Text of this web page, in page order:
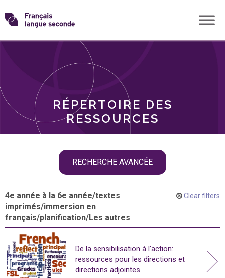
Skip
toTransformons
langue
RÉPERTOIRE DES
RESSOURCES
RECHERCHE AVANCÉE
THÈMES
4e année à la 6e année/textes
imprimés/immersion en
français/planification/Les autres
Clear filters
De la sensibilisation à l'action:
ressources pour les directions et
directions adjointes